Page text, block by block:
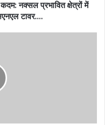
नक्सल प्रभावित क्षेत्रों में
टावर….